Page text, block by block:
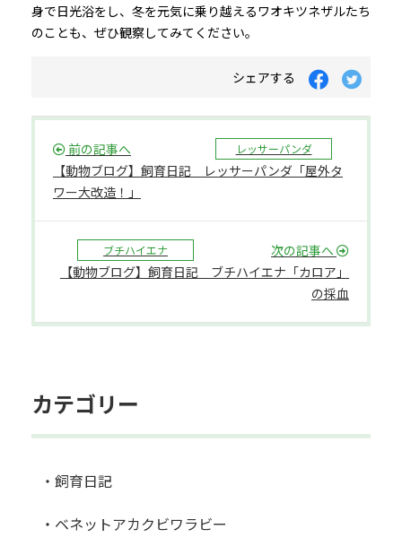
身で日光浴をし、冬を元気に乗り越えるワオキツネザルたち
のことも、ぜひ観察してみてください。
シェアする
前の記事へ レッサーパンダ
【動物ブログ】飼育日記 レッサーパンダ「屋外タ
ワー大改造！」
ブチハイエナ
次の記事へ
【動物ブログ】飼育日記 ブチハイエナ「カロア」
の採血
カテゴリー
・飼育日記
・ベネットアカクビワラビー